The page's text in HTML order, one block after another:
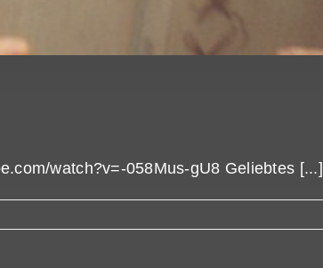
watch?v=-058Mus-gU8 Geliebtes [...]